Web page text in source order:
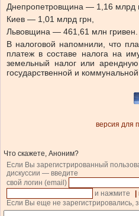
Днепропетровщина — 1,16 млрд
Киев — 1,01 млрд грн,
Львовщина — 461,61 млн гривен.
В налоговой напомнили, что
платеж в составе налога на
земельный налог или
государственной и
версия для
Что скажете, Аноним?
Если Вы зарегистрированный
дискуссии — введите
свой логин (email)
и нажмите
Если Вы еще не зарегистрировались,